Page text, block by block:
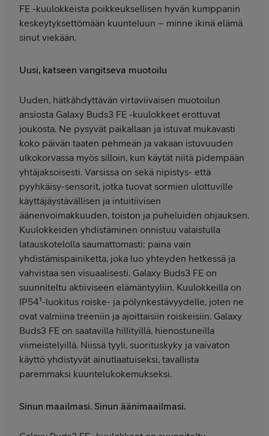
FE -kuulokkeista poikkeuksellisen hyvän kumppanin
keskeytyksettömään kuunteluun – minne ikinä elämä
sinut viekään.
Uusi, katseen vangitseva muotoilu
Uuden, hätkähdyttävän virtaviivaisen muotoilun
ansiosta Galaxy Buds3 FE -kuulokkeet erottuvat
joukosta. Ne pysyvät paikallaan ja istuvat mukavasti
koko päivän taaten pehmeän ja vakaan istuvuuden
ulkokorvassa myös silloin, kun käytät niitä pidempään
yhtäjaksoisesti. Varsissa on sekä nipistys- että
pyyhkäisy-sensorit, jotka tuovat sormien ulottuville
käyttäjäystävällisen ja intuitiivisen
äänenvoimakkuuden, toiston ja puheluiden ohjauksen.
Kuulokkeiden yhdistäminen onnistuu valaistulla
latauskotelolla saumattomasti: paina vain
yhdistämispainiketta, joka luo yhteyden hetkessä ja
vahvistaa sen visuaalisesti. Galaxy Buds3 FE on
suunniteltu aktiiviseen elämäntyyliin. Kuulokkeilla on
IP54¹-luokitus roiske- ja pölynkestävyydelle, joten ne
ovat valmiina treeniin ja ajoittaisiin roiskeisiin. Galaxy
Buds3 FE on saatavilla hillityillä, hienostuneilla
viimeistelyillä. Niissä tyyli, suorituskyky ja vaivaton
käyttö yhdistyvät ainutlaatuiseksi, tavallista
paremmaksi kuuntelukokemukseksi.
Sinun maailmasi. Sinun äänimaailmasi.